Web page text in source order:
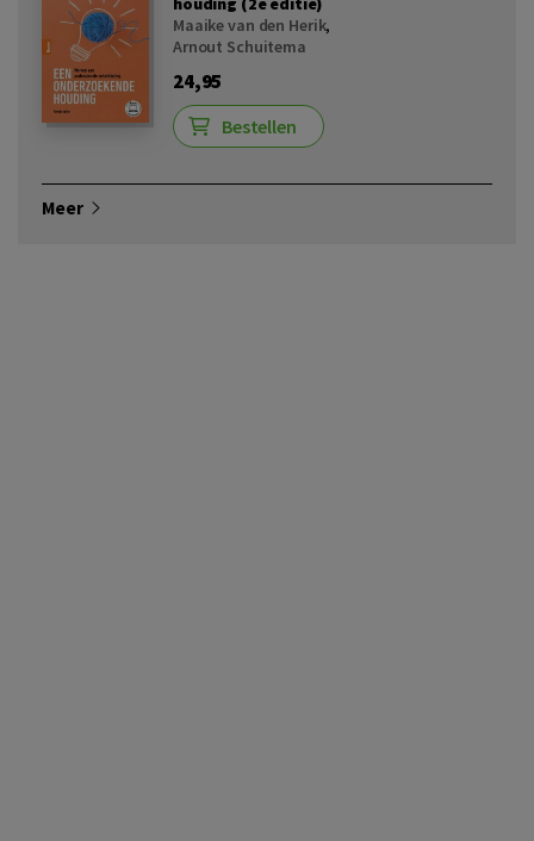
Maaike van den Herik,
Arnout Schuitema
24,95
Bestellen
Meer